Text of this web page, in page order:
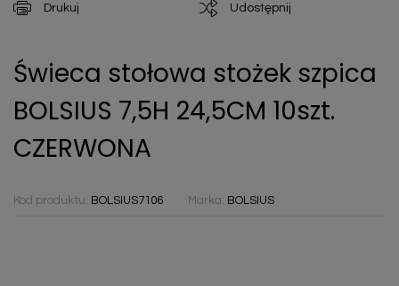
Drukuj Udostępnij
Świeca stołowa stożek szpica
BOLSIUS 7,5H 24,5CM 10szt.
CZERWONA
Kod produktu: BOLSIUS7106 Marka: BOLSIUS